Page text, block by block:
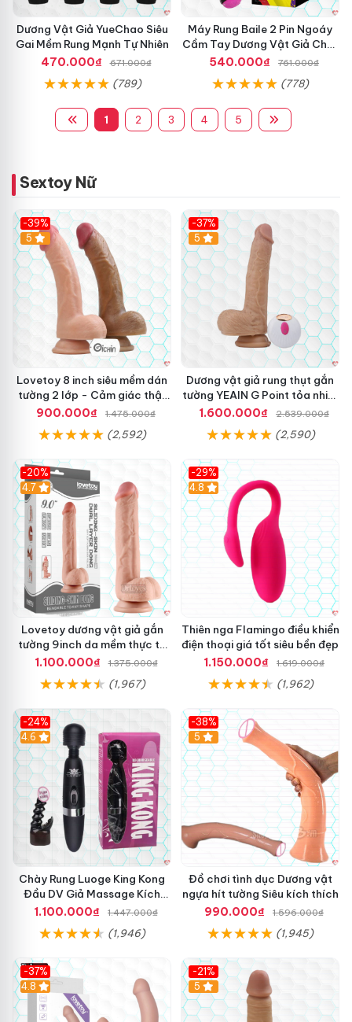
Dương Vật Giả YueChao Siêu
Gai Mềm Rung Mạnh Tự Nhiên
470.000₫
671.000₫
(789)
Máy Rung Baile 2 Pin Ngoáy
Cầm Tay Dương Vật Giả Chất
Lượng
540.000₫ 761.000₫
(778)
1 2 3 4 5
Sextoy Nữ
-39%
Hot
5
Lovetoy 8 inch siêu mềm dán
tường 2 lớp - Cảm giác thật
nhất
900.000₫ 1.475.000₫
(2,592)
-37%
5
Dương vật giả rung thụt gắn
tường YEAIN G Point tỏa nhiệt
điều khiển từ xa
1.600.000₫ 2.539.000₫
(2,590)
-20%
Hot
4.7
Lovetoy dương vật giả gắn
tường 9inch da mềm thực tế
thú vị
1.100.000₫ 1.375.000₫
(1,967)
-29%
Hot
4.8
Thiên nga Flamingo điều khiển
điện thoại giá tốt siêu bền đẹp
1.150.000₫
1.619.000₫
(1,962)
-24%
4.6
Chày Rung Luoge King Kong
Đầu DV Giả Massage Kích
Thích
1.100.000₫ 1.447.000₫
(1,946)
-38%
Hot
5
Đồ chơi tình dục Dương vật
ngựa hít tường Siêu kích thích
990.000₫
1.596.000₫
(1,945)
-37%
Hot
4.8
-21%
Hot
5